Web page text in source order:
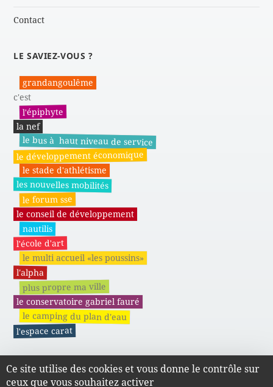
Contact
LE SAVIEZ-VOUS ?
grandangoulême
c'est
l'épiphyte
la nef
le bus à haut niveau de service
le développement économique
le stade d'athlétisme
les nouvelles mobilités
le forum sse
le conseil de développement
nautilis
l'école d'art
le multi accueil «les poussins»
l'alpha
plus propre ma ville
le conservatoire gabriel fauré
le camping du plan d'eau
l'espace carat
Actes administratifs du SMAPE
Ce site utilise des cookies et vous donne le contrôle sur
ceux que vous souhaitez activer